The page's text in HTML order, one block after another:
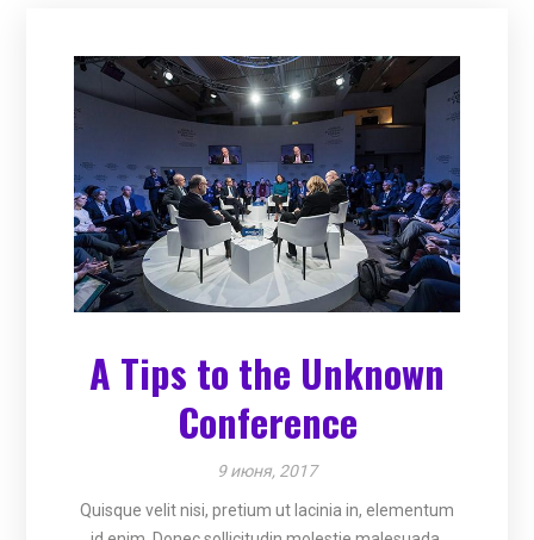
A Tips to the Unknown
Conference
9 июня, 2017
Quisque velit nisi, pretium ut lacinia in, elementum